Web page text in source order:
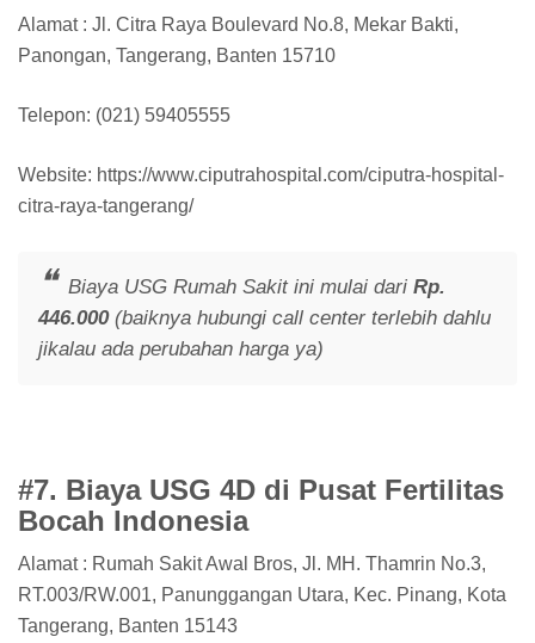
Alamat : Jl. Citra Raya Boulevard No.8, Mekar Bakti,
Panongan, Tangerang, Banten 15710
Telepon: (021) 59405555
Website: https://www.ciputrahospital.com/ciputra-hospital-
citra-raya-tangerang/
Biaya USG Rumah Sakit ini mulai dari Rp.
446.000 (baiknya hubungi call center terlebih dahlu
jikalau ada perubahan harga ya)
#7. Biaya USG 4D di Pusat Fertilitas
Bocah Indonesia
Alamat : Rumah Sakit Awal Bros, Jl. MH. Thamrin No.3,
RT.003/RW.001, Panunggangan Utara, Kec. Pinang, Kota
Tangerang, Banten 15143